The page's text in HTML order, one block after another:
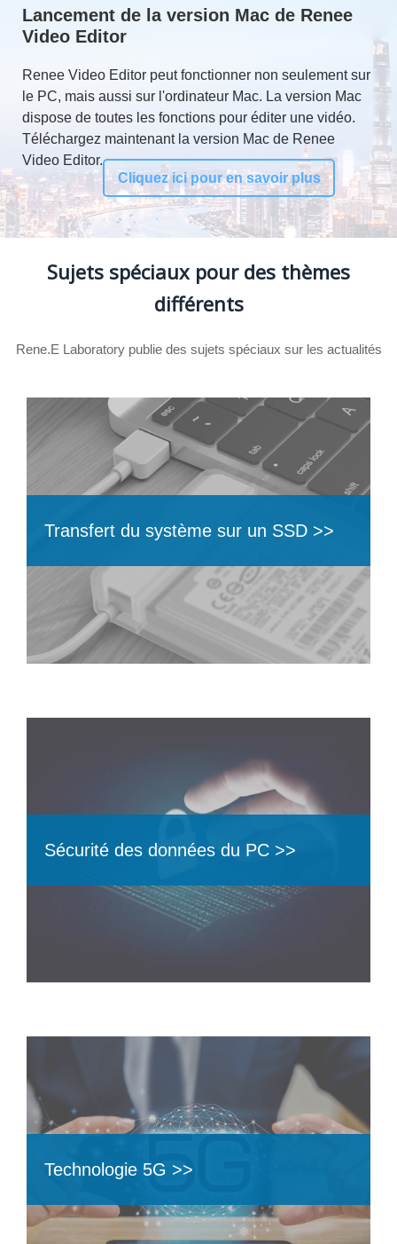
Lancement de la version Mac de Renee
Video Editor
Renee Video Editor peut fonctionner non seulement sur
le PC, mais aussi sur l'ordinateur Mac. La version Mac
dispose de toutes les fonctions pour éditer une vidéo.
Téléchargez maintenant la version Mac de Renee
Video Editor.
Cliquez ici pour en savoir plus
Sujets spéciaux pour des thèmes
différents
Rene.E Laboratory publie des sujets spéciaux sur les actualités
Transfert du système sur un SSD >>
Sécurité des données du PC >>
Technologie 5G >>